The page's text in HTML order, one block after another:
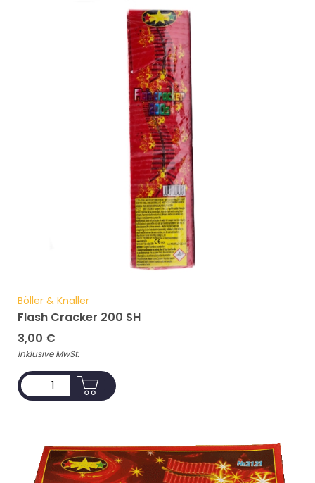
Böller & Knaller
Flash Cracker 200 SH
3,00 €
Inklusive MwSt.